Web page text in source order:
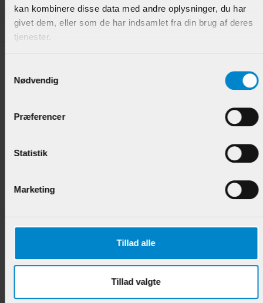
kan kombinere disse data med andre oplysninger, du har
givet dem, eller som de har indsamlet fra din brug af deres
tjenester.
Nødvendig
Præferencer
Statistik
Marketing
Tillad alle
Tillad valgte
94,95 DKK/M